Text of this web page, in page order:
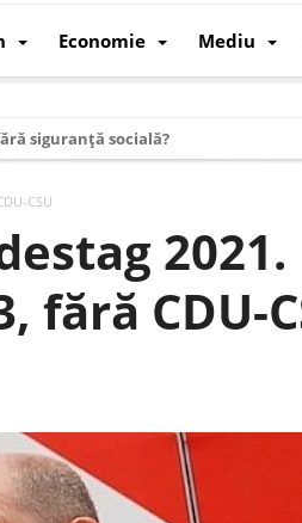
Economie Mediu
siguranță socială?
lumii și rivalul economic al
pe care România o simte, nu o
ne așteaptă? – O analiză
Nvidia
CSU
2021.
fără CDU-